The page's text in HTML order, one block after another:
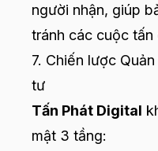
người nhận, giúp
tránh các cuộc
7. Chiến lược
tư
Tấn Phát Digital
mật 3 tầng: